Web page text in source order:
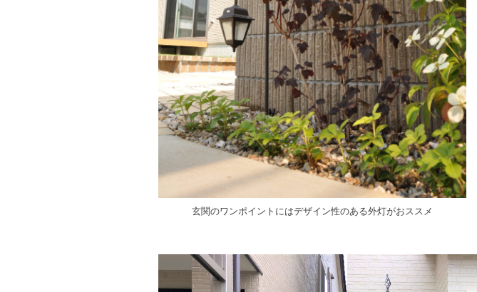
玄関のワンポイントにはデザイン性のある外灯がおススメ